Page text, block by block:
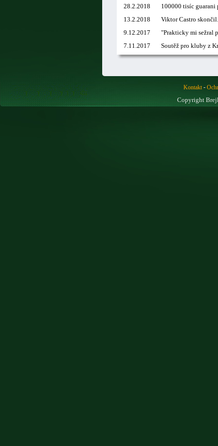
28.2.2018
100000 tisíc guarani
13.2.2018
Viktor Castro
9.12.2017
"Prakticky mi sežral
7.11.2017
Soutěž pro kluby z
Kontakt-
Copyright